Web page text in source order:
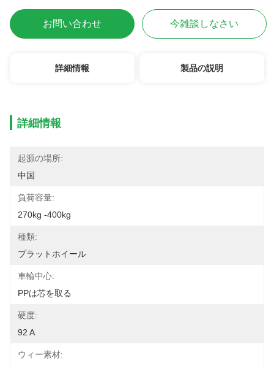
お問い合わせ 今雑談しなさい
詳細情報 製品の説明
詳細情報
起源の場所:
中国
負荷容量:
270kg -400kg
種類:
プラットホイール
車輪中心:
PPは芯を取る
硬度:
92 A
ウィー素材: